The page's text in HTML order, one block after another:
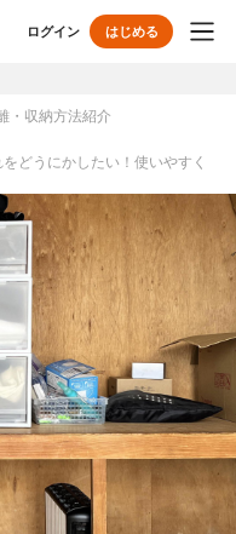
ログイン はじめる
ニング
クリーニング
ーズクリーニング
ース・リサイクル
・収納方法紹介
どうにかしたい！使いやすく